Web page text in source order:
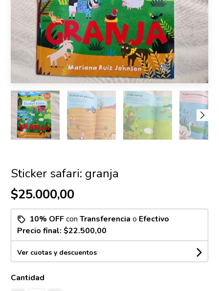
Sticker safari: granja
$25.000,00
10% OFFconTransferencia o Efectivo
Precio final:$22.500,00
Ver cuotas y descuentos
Cantidad